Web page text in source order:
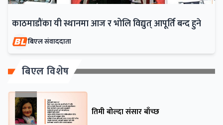
काठमाडौंका यी स्थानमा आज र भोलि विद्युत् आपूर्ति बन्द हुने
बिएल संवाददाता
बिएल विशेष
तिमी बोल्दा संसार बाँच्छ